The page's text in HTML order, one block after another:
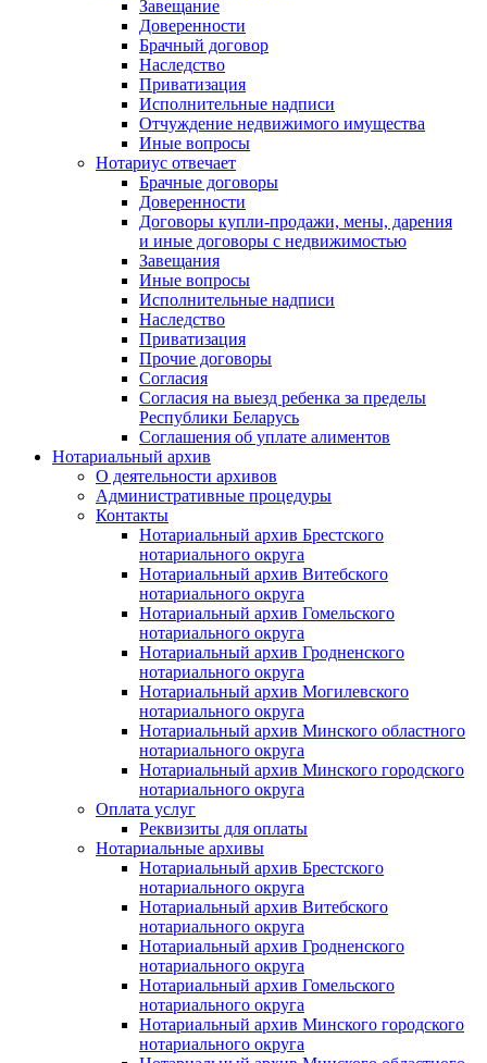
Завещание
Доверенности
Брачный договор
Наследство
Приватизация
Исполнительные надписи
Отчуждение недвижимого имущества
Иные вопросы
Нотариус отвечает
Брачные договоры
Доверенности
Договоры купли-продажи, мены, дарения
и иные договоры с недвижимостью
Завещания
Иные вопросы
Исполнительные надписи
Наследство
Приватизация
Прочие договоры
Согласия
Согласия на выезд ребенка за пределы
Республики Беларусь
Соглашения об уплате алиментов
Нотариальный архив
О деятельности архивов
Административные процедуры
Контакты
Нотариальный архив Брестского
нотариального округа
Нотариальный архив Витебского
нотариального округа
Нотариальный архив Гомельского
нотариального округа
Нотариальный архив Гродненского
нотариального округа
Нотариальный архив Могилевского
нотариального округа
Нотариальный архив Минского областного
нотариального округа
Нотариальный архив Минского городского
нотариального округа
Оплата услуг
Реквизиты для оплаты
Нотариальные архивы
Нотариальный архив Брестского
нотариального округа
Нотариальный архив Витебского
нотариального округа
Нотариальный архив Гродненского
нотариального округа
Нотариальный архив Гомельского
нотариального округа
Нотариальный архив Минского городского
нотариального округа